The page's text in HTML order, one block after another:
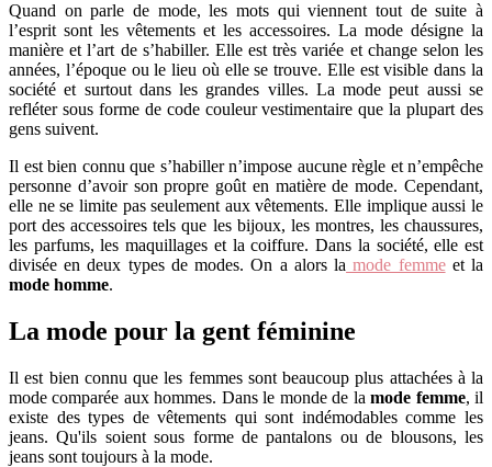
Quand on parle de mode, les mots qui viennent tout de suite à
l’esprit sont les vêtements et les accessoires. La mode désigne la
manière et l’art de s’habiller. Elle est très variée et change selon les
années, l’époque ou le lieu où elle se trouve. Elle est visible dans la
société et surtout dans les grandes villes. La mode peut aussi se
refléter sous forme de code couleur vestimentaire que la plupart des
gens suivent.
Il est bien connu que s’habiller n’impose aucune règle et n’empêche
personne d’avoir son propre goût en matière de mode. Cependant,
elle ne se limite pas seulement aux vêtements. Elle implique aussi le
port des accessoires tels que les bijoux, les montres, les chaussures,
les parfums, les maquillages et la coiffure. Dans la société, elle est
divisée en deux types de modes. On a alors la mode femmeet la
mode homme.
La mode pour la gent féminine
Il est bien connu que les femmes sont beaucoup plus attachées à la
mode comparée aux hommes. Dans le monde de lamode femme, il
existe des types de vêtements qui sont indémodables comme les
jeans. Qu'ils soient sous forme de pantalons ou de blousons, les
jeans sont toujours à la mode.